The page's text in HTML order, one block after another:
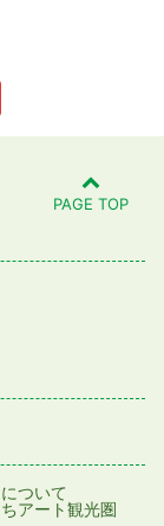
PAGE TOP
ついて
アート観光圏